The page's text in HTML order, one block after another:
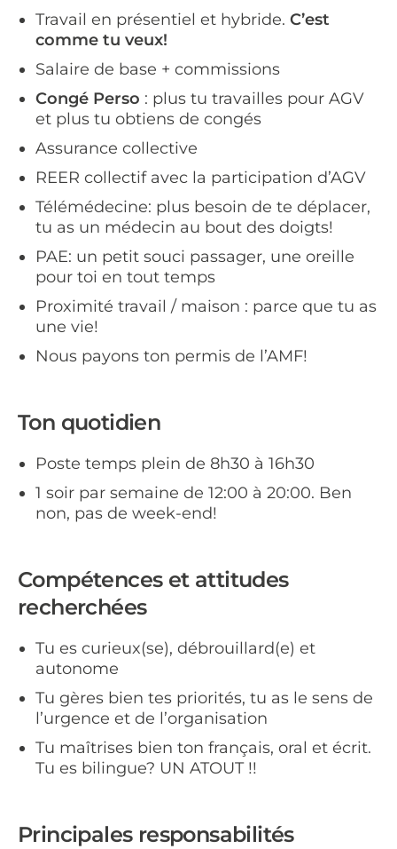
Travail en présentiel et hybride. C’est
comme tu veux!
Salaire de base + commissions
Congé Perso : plus tu travailles pour AGV
et plus tu obtiens de congés
Assurance collective
REER collectif avec la participation d’AGV
Télémédecine: plus besoin de te déplacer,
tu as un médecin au bout des doigts!
PAE: un petit souci passager, une oreille
pour toi en tout temps
Proximité travail / maison : parce que tu as
une vie!
Nous payons ton permis de l’AMF!
Ton quotidien
Poste temps plein de 8h30 à 16h30
1 soir par semaine de 12:00 à 20:00. Ben
non, pas de week-end!
Compétences et attitudes
recherchées
Tu es curieux(se), débrouillard(e) et
autonome
Tu gères bien tes priorités, tu as le sens de
l’urgence et de l’organisation
Tu maîtrises bien ton français, oral et écrit.
Tu es bilingue? UN ATOUT !!
Principales responsabilités